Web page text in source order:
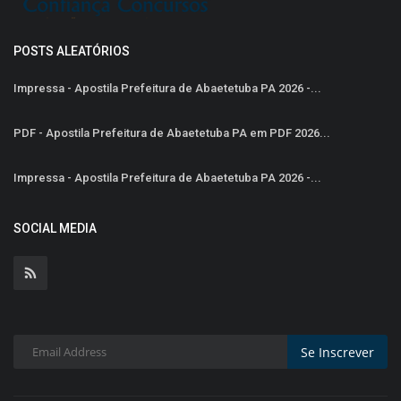
POSTS ALEATÓRIOS
Impressa - Apostila Prefeitura de Abaetetuba PA 2026 -...
PDF - Apostila Prefeitura de Abaetetuba PA em PDF 2026...
Impressa - Apostila Prefeitura de Abaetetuba PA 2026 -...
SOCIAL MEDIA
Se Inscrever